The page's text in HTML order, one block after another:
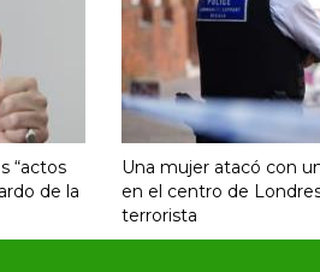
“actos
de la
Una mujer atacó con
en el centro de
terrorista